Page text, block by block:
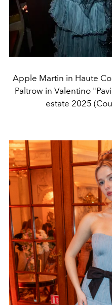
Apple Martin in Haute
Paltrow in Valentino
estate 2025